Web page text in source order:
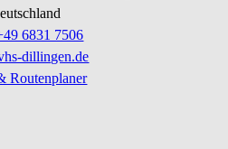
6831 7506
dillingen.de
Routenplaner